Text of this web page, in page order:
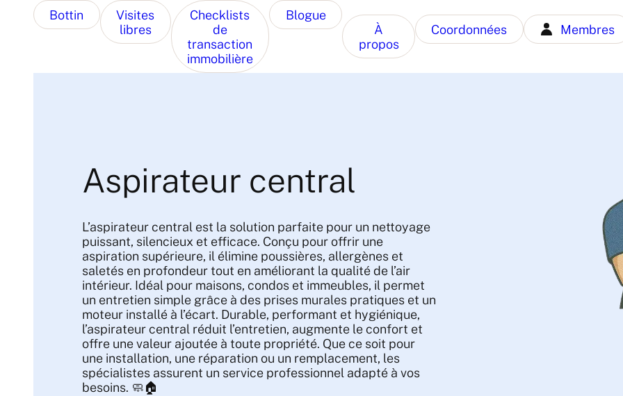
Bottin
Visites
libres
Checklists
de
transaction
immobilière
Blogue
À
propos
Coordonnées Membres
Aspirateur central
L’aspirateur central est la solution parfaite pour un nettoyage
puissant, silencieux et efficace. Conçu pour offrir une
aspiration supérieure, il élimine poussières, allergènes et
saletés en profondeur tout en améliorant la qualité de l’air
intérieur. Idéal pour maisons, condos et immeubles, il permet
un entretien simple grâce à des prises murales pratiques et un
moteur installé à l’écart. Durable, performant et hygiénique,
l’aspirateur central réduit l’entretien, augmente le confort et
offre une valeur ajoutée à toute propriété. Que ce soit pour
une installation, une réparation ou un remplacement, les
spécialistes assurent un service professionnel adapté à vos
besoins. 🧼🏠